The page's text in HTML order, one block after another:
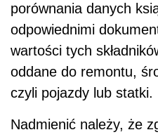
porównania danych
odpowiednimi
wartości tych
oddane do remontu,
czyli pojazdy lub statki.
Nadmienić należy, że